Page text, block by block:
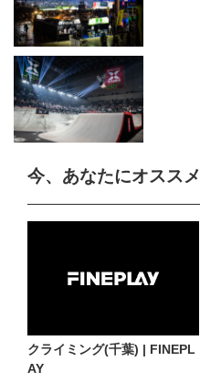
今、あなたにオススメ
クライミング(千葉) | FINEPL
AY